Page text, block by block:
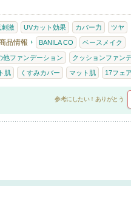
刺激 UVカット効果 カバー力 ツヤ
品情報 BANILA CO ベースメイク
他ファンデーション クッションファン
肌 くすみカバー マット肌 17フェア
参考にしたい！ありがとう